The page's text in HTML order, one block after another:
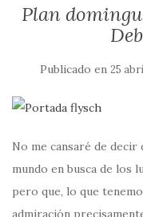
Plan
Publicado en 25
No me cansaré de
mundo en busca de los
pero que, lo que
admiración